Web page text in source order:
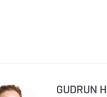
GUDRUN